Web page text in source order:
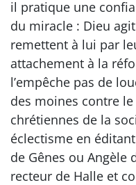
il pratique une
du miracle : Dieu
remettent à lui par
attachement à la
l’empêche pas de
des moines contre
chrétiennes de la
éclectisme en
de Gênes ou Angèle
recteur de Halle et